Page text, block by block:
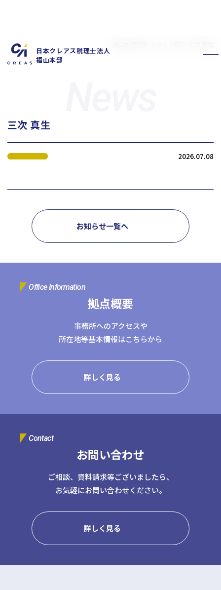
日本クレアス税理士法人
福山本部
お客様の声
スタッフ紹介
コーポレートサイトTOPへ
お問い合わせフォーム
拠点一覧
東京本社
富山本部高岡本部大阪本部北大阪本部神戸三宮本部福山本部
グループ企業一覧
日本クレアス社会保険労務士法人
株式会社コーポレート・アドバイザーズ・アカウンティング
株式会社コーポレート・アドバイザーズM&A
株式会社日本クレアス財産サポート
企業情報
企業理念 グループ概要
グループの強み
三次 真生
2026.07.08
お知らせ一覧へ
Office Information
拠点概要
事務所へのアクセスや
所在地等基本情報はこちらから
詳しく見る
Contact
お問い合わせ
ご相談、資料請求等ございましたら、
お気軽にお問い合わせください。
詳しく見る